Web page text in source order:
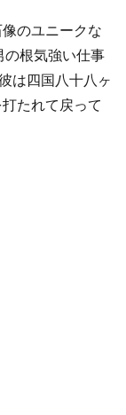
のユニークな
の根気強い仕事
は四国八十八ヶ
たれて戻って